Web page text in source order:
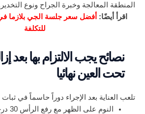
المنطقة المعالجة وخبرة الجراح ونوع
اقرأ أيضًا: أفضل سعر جلسة الجي بلازما
للتكلفة
نصائح يجب الالتزام بها بعد
تحت العين نهائيا
تلعب العناية بعد الإجراء دوراً حاسماً في ثبات
النوم